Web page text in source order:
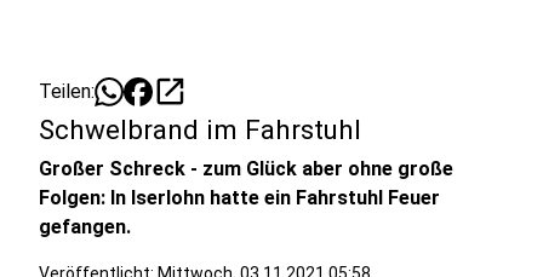
Teilen: open_in_new
Schwelbrand im Fahrstuhl
Großer Schreck - zum Glück aber ohne große
Folgen: In Iserlohn hatte ein Fahrstuhl Feuer
gefangen.